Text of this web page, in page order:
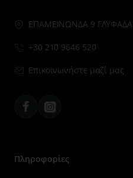
ΕΠΑΜΕΙΝΩΝΔΑ 9 ΓΛΥΦΑΔΑ
+30 210 9646 520
Επικοινωνήστε μαζί μας
FacebookInstagram
Πληροφορίες